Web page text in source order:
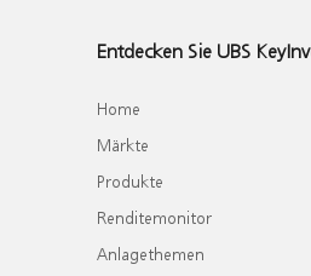
Entdecken Sie UBS
Home
Märkte
Produkte
Renditemonitor
Anlagethemen